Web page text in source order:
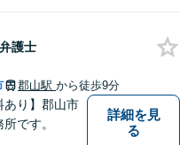
弁護士
郡山駅 から徒歩9分
あり】郡山市
です。
詳細を見
る